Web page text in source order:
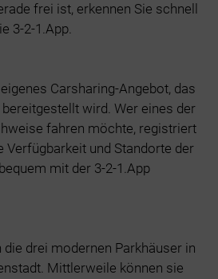
frei ist, erkennen Sie schnell
3-2-1.App.
Carsharing-Angebot, das
wird. Wer eines der
fahren möchte, registriert
Verfügbarkeit und Standorte der
mit der 3-2-1.App
die drei modernen Parkhäuser in
Mittlerweile können sie